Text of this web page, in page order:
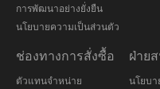
การพัฒนาอย่างยั่งยืน
นโยบายความเป็นส่วนตัว
ช่องทางการสั่งซื้อ
ตัวแทนจำหน่าย
ฝ่าย
นโยบา